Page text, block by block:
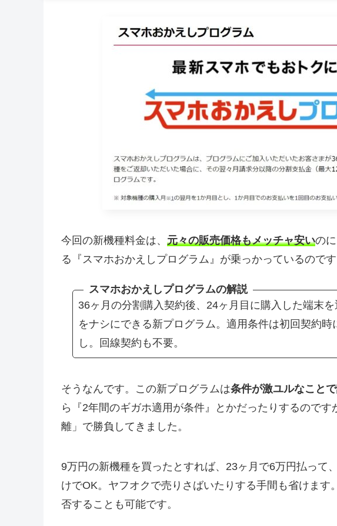
今回の新機種料金は、 元々の販売価格もメッチャ安いの
る『スマホおかえしプログラム』が乗っかっているので
スマホおかえしプログラムの解説
36ヶ月の分割購入契約後、24ヶ月目に購入した端末
をナシにできる新プログラム。適用条件は初回契約
し。回線契約も不要。
そうなんです。この新プログラムは条件が激ユルなこと
ら『2年間のギガホ適用が条件』とかだったりするので
離」で勝負してきました。
9万円の新機種を買ったとすれば、23ヶ月で6万円払って
けでOK。ヤフオクで売りさばいたりする手間も省けます
否することも可能です。